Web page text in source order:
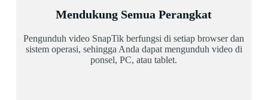
Mendukung Semua Perangkat
Pengunduh video SnapTik berfungsi di setiap browser dan
sistem operasi, sehingga Anda dapat mengunduh video di
ponsel, PC, atau tablet.